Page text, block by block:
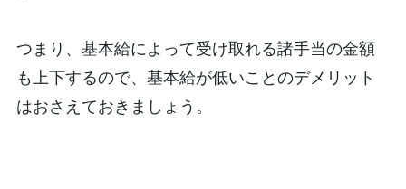
つまり、基本給によって受け取れる諸手当の金額
も上下するので、基本給が低いことのデメリット
はおさえておきましょう。